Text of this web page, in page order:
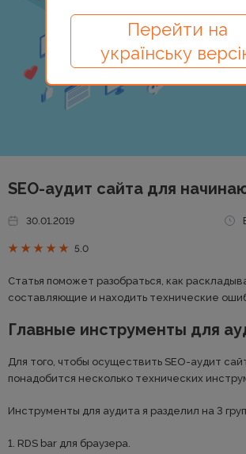
SEO-аудит сайта для
30.01.2019
5.0
Статья поможет разобраться, как
составляющие и находить технические
Главные инструменты для
Для того, чтобы осуществить SEO-аудит
понадобится несколько технических
Инструменты для аудита я разделил на 3
1. RDS bar для браузера.
Перейти на
українську